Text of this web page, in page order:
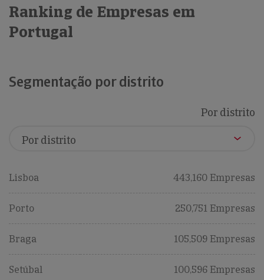
Ranking de Empresas em
Portugal
Segmentação por distrito
Por distrito
Lisboa 443,160 Empresas
Porto 250,751 Empresas
Braga 105,509 Empresas
Setúbal 100,596 Empresas